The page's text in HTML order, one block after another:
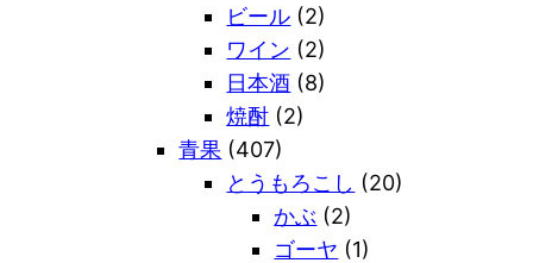
ビール (2)
ワイン (2)
日本酒 (8)
焼酎 (2)
青果 (407)
とうもろこし (20)
かぶ (2)
ゴーヤ (1)